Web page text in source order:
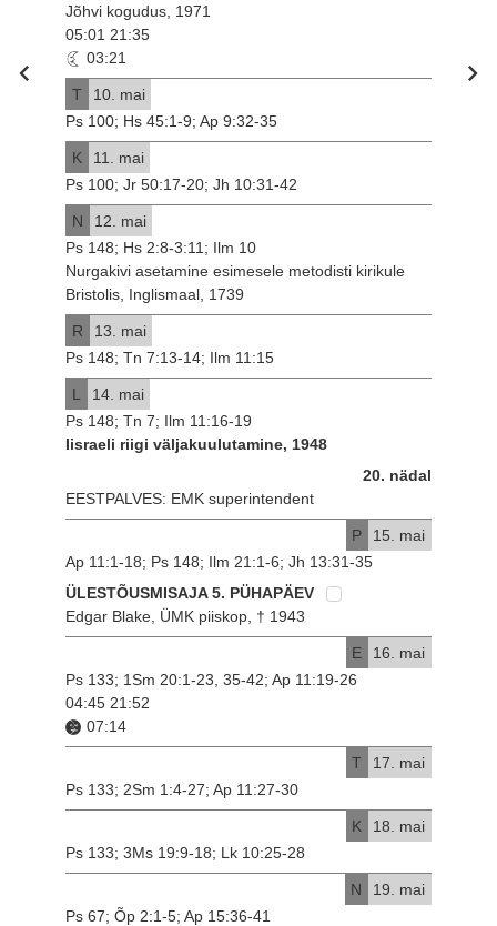
Jõhvi kogudus, 1971
05:01 21:35
03:21
T
10. mai
Ps 100; Hs 45:1-9; Ap 9:32-35
K
11. mai
Ps 100; Jr 50:17-20; Jh 10:31-42
N
12. mai
Ps 148; Hs 2:8-3:11; Ilm 10
Nurgakivi asetamine esimesele metodisti kirikule
Bristolis, Inglismaal, 1739
R
13. mai
Ps 148; Tn 7:13-14; Ilm 11:15
L
14. mai
Ps 148; Tn 7; Ilm 11:16-19
Iisraeli riigi väljakuulutamine, 1948
20. nädal
EESTPALVES: EMK superintendent
P
15. mai
Ap 11:1-18; Ps 148; Ilm 21:1-6; Jh 13:31-35
ÜLESTÕUSMISAJA 5. PÜHAPÄEV
Edgar Blake, ÜMK piiskop, † 1943
E
16. mai
Ps 133; 1Sm 20:1-23, 35-42; Ap 11:19-26
04:45 21:52
07:14
T
17. mai
Ps 133; 2Sm 1:4-27; Ap 11:27-30
K
18. mai
Ps 133; 3Ms 19:9-18; Lk 10:25-28
N
19. mai
Ps 67; Õp 2:1-5; Ap 15:36-41